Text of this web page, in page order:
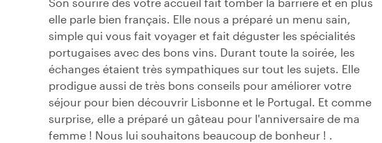
elle parle bien français. Elle nous a préparé un menu sain,
simple qui vous fait voyager et fait déguster les spécialités
portugaises avec des bons vins. Durant toute la soirée, les
échanges étaient très sympathiques sur tout les sujets. Elle
prodigue aussi de très bons conseils pour améliorer votre
séjour pour bien découvrir Lisbonne et le Portugal. Et comme
surprise, elle a préparé un gâteau pour l'anniversaire de ma
femme ! Nous lui souhaitons beaucoup de bonheur ! .